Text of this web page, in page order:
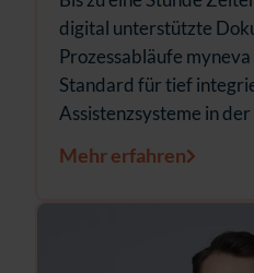
digital unterstützte
Prozessabläufe
Standard für tief
Assistenzsysteme in der
Mehr erfahren